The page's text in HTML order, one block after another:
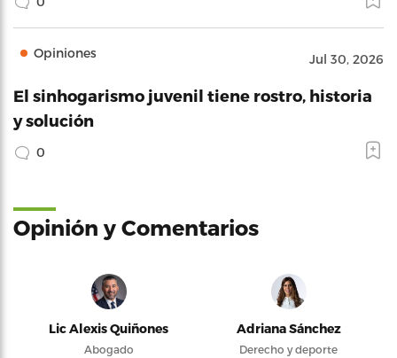
Opiniones Jul 30, 2026
El sinhogarismo juvenil tiene rostro, historia
y solución
0
Opinión y Comentarios
Lic Alexis Quiñones
Abogado
Adriana Sánchez
Derecho y deporte